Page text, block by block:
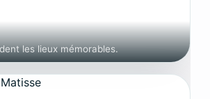
les lieux mémorables.